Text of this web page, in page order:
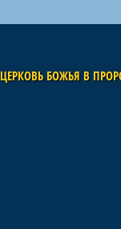
БОЖЬЯ В